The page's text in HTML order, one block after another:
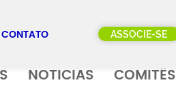
CONTATO ASSOCIE-SE
NOTICIAS COMITÊS